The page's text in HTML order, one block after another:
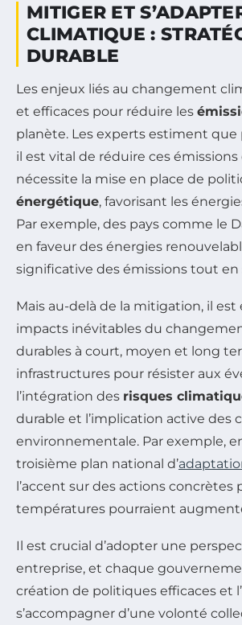
MITIGER ET
CLIMATIQUE :
DURABLE
Les enjeux liés au changement
et efficaces pour réduire les
planète. Les experts estiment
il est vital de réduire ces émissions
nécessite la mise en place de
énergétique, favorisant les
Par exemple, des pays comme le
en faveur des énergies
significative des émissions tout
Mais au-delà de la mitigation, il
impacts inévitables du
durables à court, moyen et long
infrastructures pour résister aux
l’intégration des risques
durable et l’implication active des
environnementale. Par exemple,
troisième plan national d’
l’accent sur des actions concrètes
températures pourraient
Il est crucial d’adopter une
entreprise, et chaque
création de politiques efficaces et
s’accompagner d’une volonté